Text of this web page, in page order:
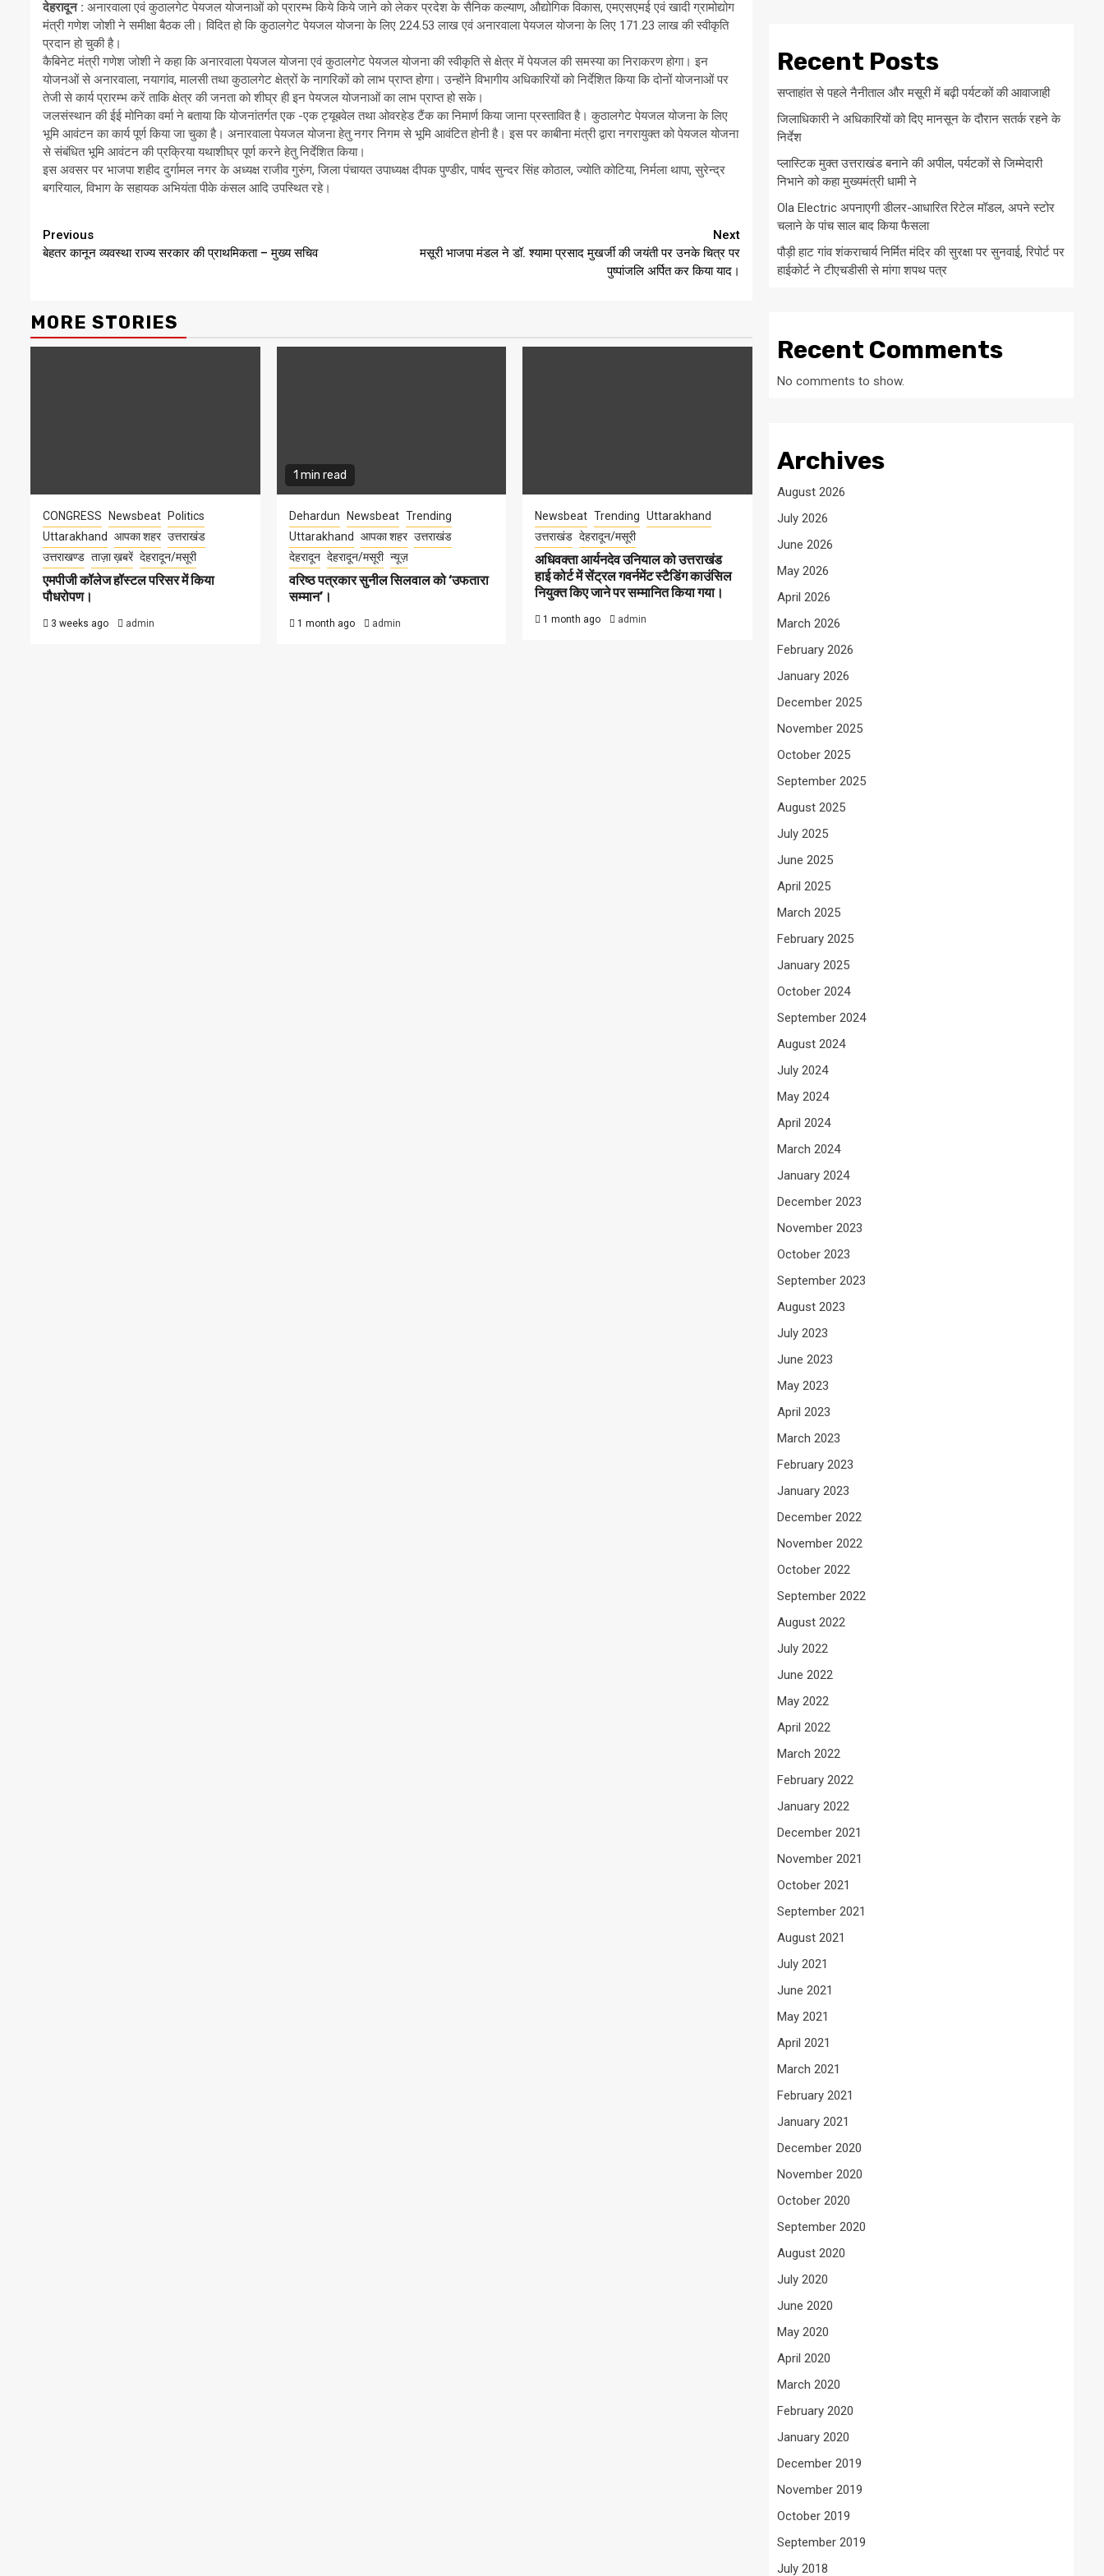
देहरादून : अनारवाला एवं कुठालगेट पेयजल योजनाओं को प्रारम्भ किये किये जाने को लेकर प्रदेश के सैनिक कल्याण, औद्योगिक विकास, एमएसएमई एवं खादी ग्रामोद्योग
मंत्री गणेश जोशी ने समीक्षा बैठक ली। विदित हो कि कुठालगेट पेयजल योजना के लिए 224.53 लाख एवं अनारवाला पेयजल योजना के लिए 171.23 लाख की स्वीकृति
प्रदान हो चुकी है।
कैबिनेट मंत्री गणेश जोशी ने कहा कि अनारवाला पेयजल योजना एवं कुठालगेट पेयजल योजना की स्वीकृति से क्षेत्र में पेयजल की समस्या का निराकरण होगा। इन
योजनओं से अनारवाला, नयागांव, मालसी तथा कुठालगेट क्षेत्रों के नागरिकों को लाभ प्राप्त होगा। उन्होंने विभागीय अधिकारियों को निर्देशित किया कि दोनों योजनाओं पर
तेजी से कार्य प्रारम्भ करें ताकि क्षेत्र की जनता को शीघ्र ही इन पेयजल योजनाओं का लाभ प्राप्त हो सके।
जलसंस्थान की ईई मोनिका वर्मा ने बताया कि योजनांतर्गत एक -एक ट्यूबवेल तथा ओवरहेड टैंक का निमार्ण किया जाना प्रस्तावित है। कुठालगेट पेयजल योजना के लिए
भूमि आवंटन का कार्य पूर्ण किया जा चुका है। अनारवाला पेयजल योजना हेतु नगर निगम से भूमि आवंटित होनी है। इस पर काबीना मंत्री द्वारा नगरायुक्त को पेयजल योजना
से संबंधित भूमि आवंटन की प्रक्रिया यथाशीघ्र पूर्ण करने हेतु निर्देशित किया।
इस अवसर पर भाजपा शहीद दुर्गामल नगर के अध्यक्ष राजीव गुरुंग, जिला पंचायत उपाध्यक्ष दीपक पुण्डीर, पार्षद सुन्दर सिंह कोठाल, ज्योति कोटिया, निर्मला थापा, सुरेन्द्र
बगरियाल, विभाग के सहायक अभियंता पीके कंसल आदि उपस्थित रहे।
Continue
Reading
Previous
बेहतर कानून व्यवस्था राज्य सरकार की प्राथमिकता – मुख्य सचिव
Next
मसूरी भाजपा मंडल ने डॉ. श्यामा प्रसाद मुखर्जी की जयंती पर उनके चित्र पर
पुष्पांजलि अर्पित कर किया याद।
MORE STORIES
CONGRESS Newsbeat
Politics
Uttarakhand
आपका शहर उत्तराखंड
उत्तराखण्ड ताज़ा ख़बरें देहरादून/मसूरी
एमपीजी कॉलेज हॉस्टल परिसर में किया
पौधरोपण।
3 weeks ago admin
1 min read
Dehardun Newsbeat Trending
Uttarakhand
आपका शहर उत्तराखंड
देहरादून देहरादून/मसूरी न्यूज़
वरिष्ठ पत्रकार सुनील सिलवाल को ‘उफतारा
सम्मान’।
1 month ago admin
Newsbeat Trending Uttarakhand
उत्तराखंड देहरादून/मसूरी
अधिवक्ता आर्यनदेव उनियाल को उत्तराखंड
हाई कोर्ट में सेंट्रल गवर्नमेंट स्टैडिंग काउंसिल
नियुक्त किए जाने पर सम्मानित किया गया।
1 month ago admin
Recent Posts
सप्ताहांत से पहले नैनीताल और मसूरी में बढ़ी पर्यटकों की आवाजाही
जिलाधिकारी ने अधिकारियों को दिए मानसून के दौरान सतर्क रहने के
निर्देश
प्लास्टिक मुक्त उत्तराखंड बनाने की अपील, पर्यटकों से जिम्मेदारी
निभाने को कहा मुख्यमंत्री धामी ने
Ola Electric अपनाएगी डीलर-आधारित रिटेल मॉडल, अपने स्टोर
चलाने के पांच साल बाद किया फैसला
पौड़ी हाट गांव शंकराचार्य निर्मित मंदिर की सुरक्षा पर सुनवाई, रिपोर्ट पर
हाईकोर्ट ने टीएचडीसी से मांगा शपथ पत्र
Recent Comments
No comments to show.
Archives
August 2026
July 2026
June 2026
May 2026
April 2026
March 2026
February 2026
January 2026
December 2025
November 2025
October 2025
September 2025
August 2025
July 2025
June 2025
April 2025
March 2025
February 2025
January 2025
October 2024
September 2024
August 2024
July 2024
May 2024
April 2024
March 2024
January 2024
December 2023
November 2023
October 2023
September 2023
August 2023
July 2023
June 2023
May 2023
April 2023
March 2023
February 2023
January 2023
December 2022
November 2022
October 2022
September 2022
August 2022
July 2022
June 2022
May 2022
April 2022
March 2022
February 2022
January 2022
December 2021
November 2021
October 2021
September 2021
August 2021
July 2021
June 2021
May 2021
April 2021
March 2021
February 2021
January 2021
December 2020
November 2020
October 2020
September 2020
August 2020
July 2020
June 2020
May 2020
April 2020
March 2020
February 2020
January 2020
December 2019
November 2019
October 2019
September 2019
July 2018